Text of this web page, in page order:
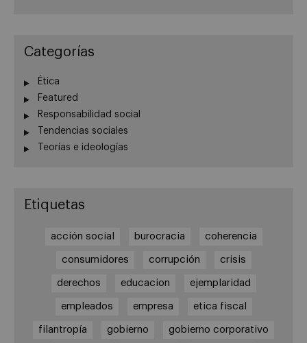
Categorías
Ética
Featured
Responsabilidad social
Tendencias sociales
Teorías e ideologías
Etiquetas
acción social burocracia coherencia
consumidores corrupción crisis
derechos educacion ejemplaridad
empleados empresa etica fiscal
filantropía gobierno gobierno corporativo